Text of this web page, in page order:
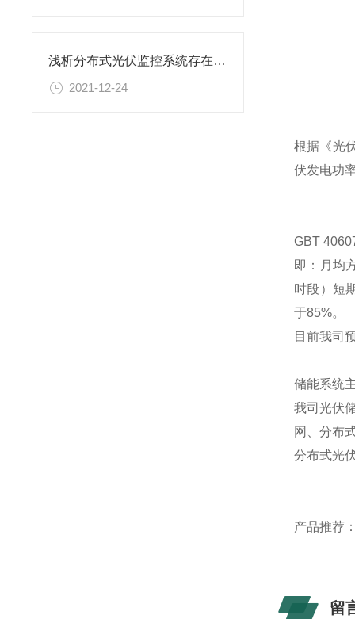
浅析分布式光伏监控系统存在的必要性
2021-12-24
根据《光
伏发电功
GBT
即：月均
时段）短
于85%。
目前我司
储能系统
我司光伏
网、分布
分布式光
产品推荐
留